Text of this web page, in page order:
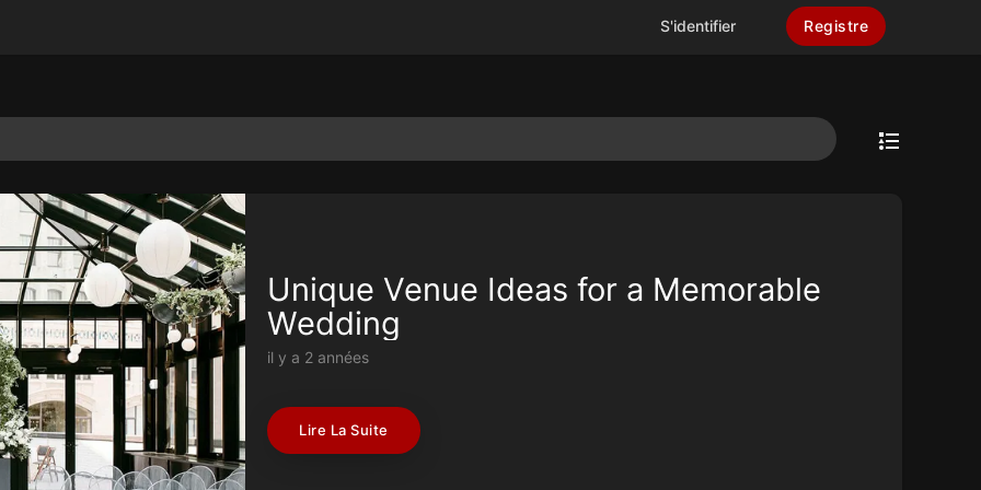
S'identifier Registre
Unique Venue Ideas for a Memorable
Wedding
il y a 2 années
Lire La Suite